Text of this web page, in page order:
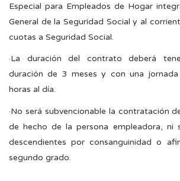
Especial para Empleados de Hogar
General de la Seguridad Social y al
cuotas a Seguridad Social.
·La duración del contrato deberá
duración de 3 meses y con una
horas al día.
·No será subvencionable la contratación
de hecho de la persona empleadora, ni
descendientes por consanguinidad o
segundo grado.